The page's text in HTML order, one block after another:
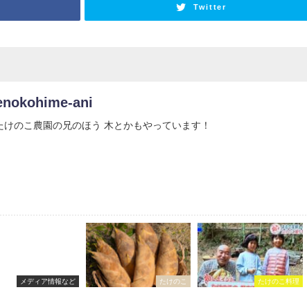
Twitter
ani
けのこ農園の兄のほう 木とかもやっています！
メディア情報など たけのこ たけのこ料理